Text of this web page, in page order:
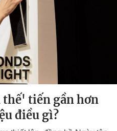
tiến gần hơn
điều gì?